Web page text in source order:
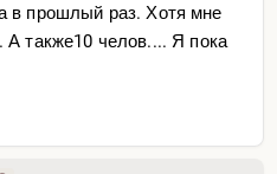
в прошлый раз. Хотя мне
А также10 челов.... Я пока